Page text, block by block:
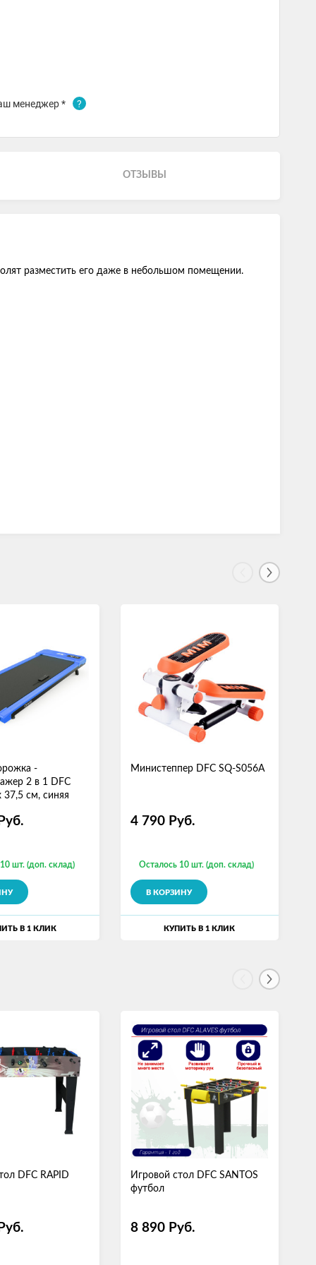
менеджер * ?
ОТЗЫВЫ
разместить его даже в небольшом помещении.
-
2 в 1 DFC
37,5 см, синяя
шт. (доп. склад)
В 1 КЛИК
Министеппер DFC SQ-S056A
4 790 Руб.
Осталось 10 шт. (доп. склад)
В КОРЗИНУ
КУПИТЬ В 1 КЛИК
DFC RAPID
Игровой стол DFC SANTOS
футбол
8 890 Руб.